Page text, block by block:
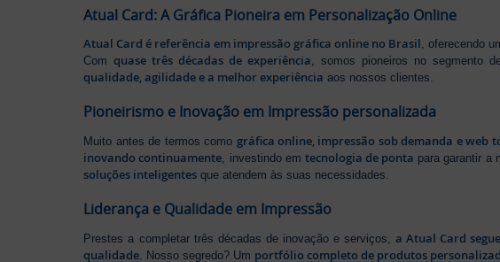
Atual Card: A Gráfica Pioneira em Personalização Online
Atual Card é referência em impressão gráfica online no Brasil, oferecendo
Comquase três décadas de experiência, somos pioneiros no segmento
qualidade, agilidade e a melhor experiência aos nossos clientes.
Pioneirismo e Inovação em Impressão personalizada
Muito antes de termos como gráfica online, impressão sob demanda e web
inovando continuamente, investindo em tecnologia de ponta para garantir a
soluções inteligentes que atendem às suas necessidades.
Liderança e Qualidade em Impressão
Prestes a completar três décadas de inovação e serviços,a Atual Card
qualidade . Nosso segredo? Um portfólio completo de produtos